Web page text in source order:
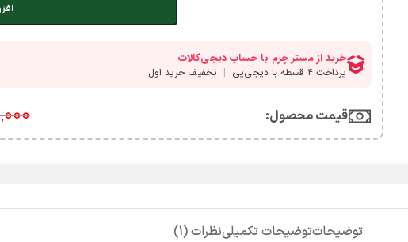
قیمت محصول:​
توضیحاتتوضیحات تکمیلینظرات (1)